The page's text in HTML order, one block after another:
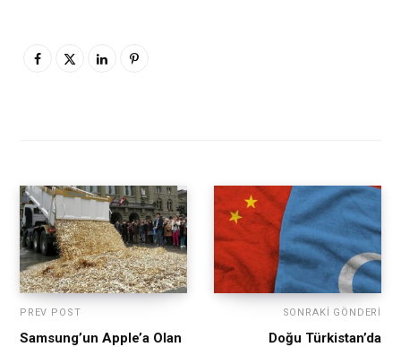
PREV POST
Samsung’un Apple’a Olan
SONRAKI GÖNDERI
Doğu Türkistan’da